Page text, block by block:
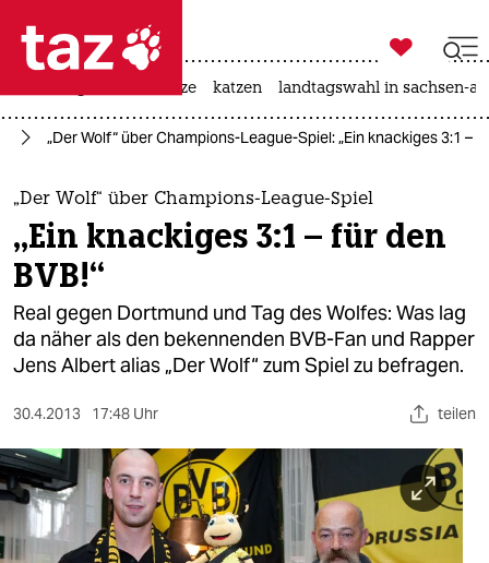
 taz zahl ich
taz zahl ich
themen
politik
öko
gesellschaft
sport
berlin
nord

taz zahl ich
hitze katzen landtagswahl in sachsen-
„Der Wolf“ über Champions-League-Spiel: „Ein knackiges 3:1 –
„Der Wolf“ über Champions-League-Spiel
„Ein knackiges 3:1 – für den
BVB!“
Real gegen Dortmund und Tag des Wolfes: Was lag
da näher als den bekennenden BVB-Fan und Rapper
Jens Albert alias „Der Wolf“ zum Spiel zu befragen.
30.4.2013 17:48 Uhr teilen